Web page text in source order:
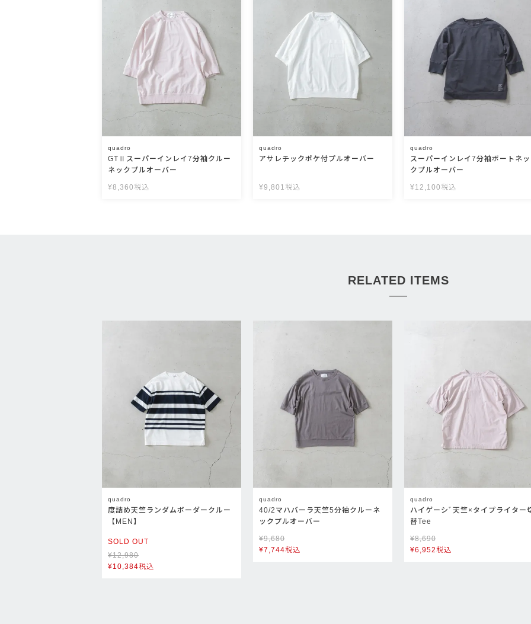
quadro
GTⅡスーパーインレイ7分袖クルー
ネックプルオーバー
¥8,360 税込
quadro
アサレチックポケ付プルオーバー
¥9,801 税込
quadro
スーパーインレイ7分袖ボートネッ
クプルオーバー
¥12,100 税込
RELATED ITEMS
quadro
度詰め天竺ランダムボーダークルー
【MEN】
SOLD OUT
¥12,980
¥10,384税込
quadro
40/2マハバーラ天竺5分袖クルーネ
ックプルオーバー
¥9,680
¥7,744税込
quadro
ハイゲーシﾞ天竺×タイプライター
替Tee
¥8,690
¥6,952税込